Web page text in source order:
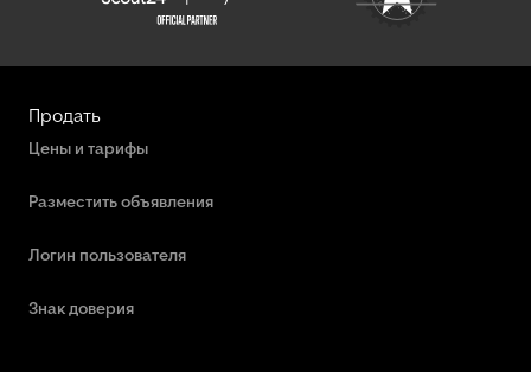
Продать
Цены и тарифы
Разместить объявления
Логин пользователя
Знак доверия